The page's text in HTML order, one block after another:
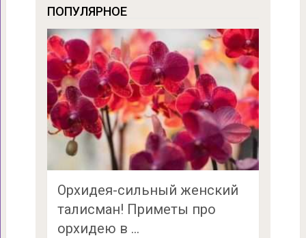
ПОПУЛЯРНОЕ
Орхидея-сильный женский
талисман! Приметы про
орхидею в …